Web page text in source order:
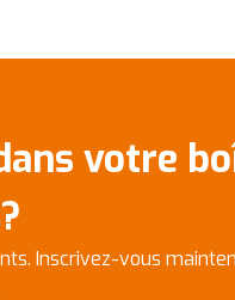
votre
Inscrivez-vous